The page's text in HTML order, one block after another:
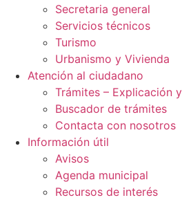
Secretaria general
Servicios técnicos
Turismo
Urbanismo y Vivienda
Atención al ciudadano
Trámites – Explicación
Buscador de trámites
Contacta con nosotros
Información útil
Avisos
Agenda municipal
Recursos de interés